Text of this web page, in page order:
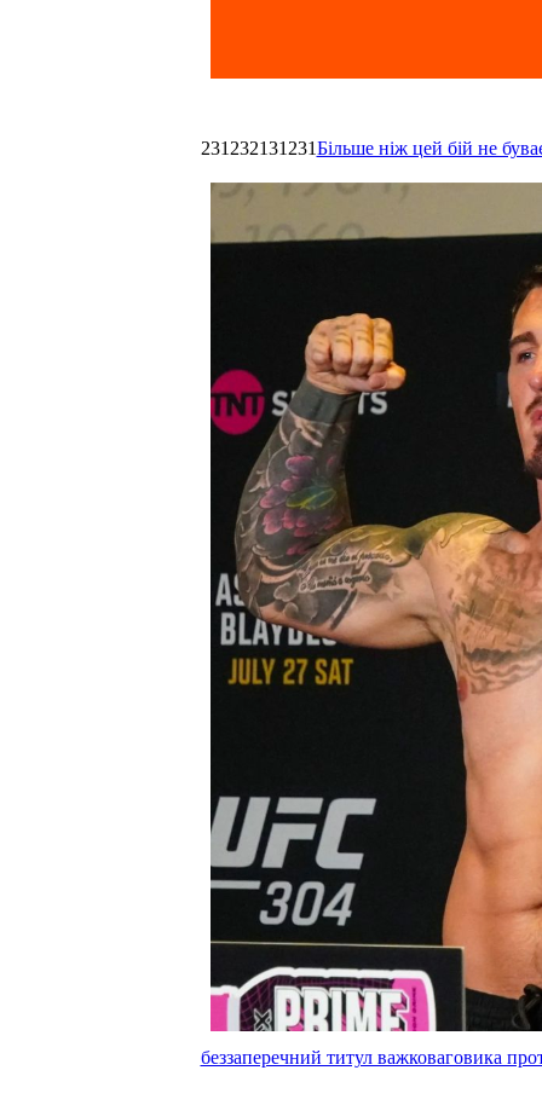
231232131231Більше ніж цей бій не
беззаперечний титул важковаговика